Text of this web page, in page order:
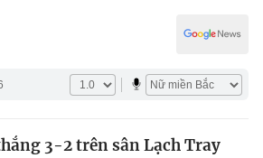
3-2 trên sân Lạch Tray